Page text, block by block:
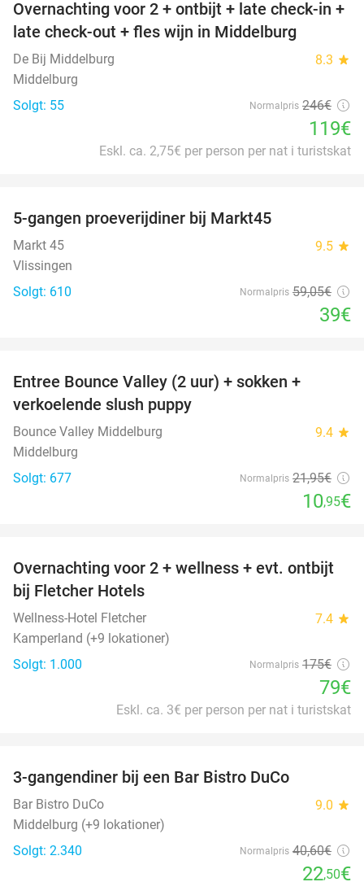
52%
Overnachting voor 2 + ontbijt + late check-in +
late check-out + fles wijn in Middelburg
De Bij Middelburg 8.3 star
Middelburg
Solgt: 55
Normalpris 246€
119€
Eskl. ca. 2,75€ per person per nat i turistskat
5-gangen proeverijdiner bij Markt45
Markt 45 9.5 star
Vlissingen
Solgt: 610
Normalpris 59,05€
39€
Entree Bounce Valley (2 uur) + sokken +
verkoelende slush puppy
Bounce Valley Middelburg 9.4 star
Middelburg
Solgt: 677
Normalpris 21,95€
10,95€
55%
Overnachting voor 2 + wellness + evt. ontbijt
bij Fletcher Hotels
Wellness-Hotel Fletcher 7.4 star
Kamperland (+9 lokationer)
Solgt: 1.000
Normalpris 175€
79€
Eskl. ca. 3€ per person per nat i turistskat
3-gangendiner bij een Bar Bistro DuCo
Bar Bistro DuCo 9.0 star
Middelburg (+9 lokationer)
Solgt: 2.340
Normalpris 40,60€
22,50€